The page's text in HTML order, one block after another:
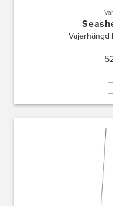
Vajerhängd